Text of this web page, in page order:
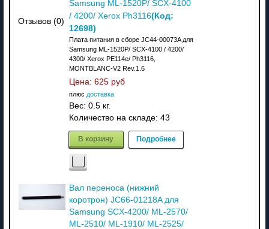
Отзывов (0)
Samsung ML-1520P/ SCX-4100
/ 4200/ Xerox Ph3116(Код:
12698)
Плата питания в сборе JC44-00073A для
Samsung ML-1520P/ SCX-4100 / 4200/
4300/ Xerox РE114e/ Ph3116,
MONTBLANC-V2 Rev.1.6
Цена: 625 руб
плюс доставка
Вес: 0.5 кг.
Количество на складе: 43
В корзину Подробнее
Вал переноса (нижний
коротрон) JC66-01218A для
Samsung SCX-4200/ ML-2570/
ML-2510/ ML-1910/ ML-2525/